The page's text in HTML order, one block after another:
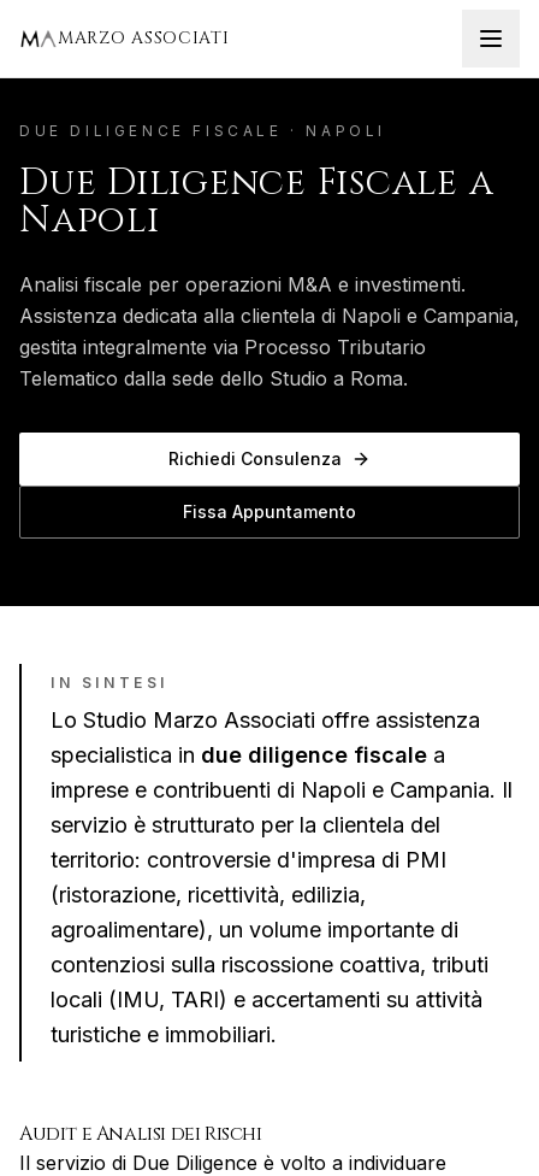
MARZO ASSOCIATI
Home Napoli Due Diligence Fiscale
DUE DILIGENCE FISCALE · NAPOLI
Due Diligence Fiscale a
Napoli
Analisi fiscale per operazioni M&A e investimenti.
Assistenza dedicata alla clientela di Napoli e Campania,
gestita integralmente via Processo Tributario
Telematico dalla sede dello Studio a Roma.
Richiedi Consulenza
Fissa Appuntamento
IN SINTESI
Lo Studio Marzo Associati offre assistenza
specialistica in due diligence fiscale a
imprese e contribuenti di Napoli e Campania. Il
servizio è strutturato per la clientela del
territorio: controversie d'impresa di PMI
(ristorazione, ricettività, edilizia,
agroalimentare), un volume importante di
contenziosi sulla riscossione coattiva, tributi
locali (IMU, TARI) e accertamenti su attività
turistiche e immobiliari.
Audit e Analisi dei Rischi
Il servizio di Due Diligence è volto a individuare